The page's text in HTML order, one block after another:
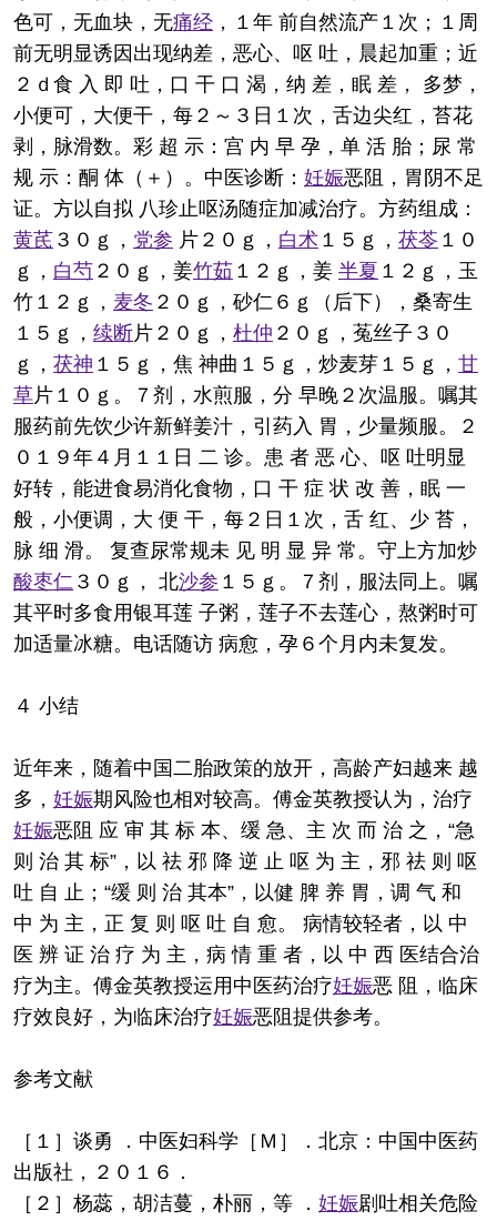
色可，无血块，无痛经 ，１年 前自然流产１次；１周
前无明显诱因出现纳差，恶心、呕 吐，晨起加重；近
２ｄ食 入 即 吐，口 干 口 渴，纳 差，眠 差， 多梦，
小便可，大便干，每２～３日１次，舌边尖红，苔花
剥，脉滑数。彩 超 示：宫 内 早 孕，单 活 胎；尿 常
规 示：酮 体（＋）。中医诊断： 妊娠恶阻，胃阴不足
证。方以自拟 八珍止呕汤随症加减治疗。方药组成：
黄芪 ３０ｇ， 党参 片２０ｇ， 白术 １５ｇ， 茯苓 １０
ｇ， 白芍 ２０ｇ，姜竹茹 １２ｇ，姜 半夏 １２ｇ，玉
竹１２ｇ， 麦冬 ２０ｇ，砂仁６ｇ（后下），桑寄生
１５ｇ， 续断片２０ｇ， 杜仲 ２０ｇ，菟丝子３０
ｇ， 茯神 １５ｇ，焦 神曲１５ｇ，炒麦芽１５ｇ， 甘
草片１０ｇ。７剂，水煎服，分 早晚２次温服。嘱其
服药前先饮少许新鲜姜汁，引药入 胃，少量频服。２
０１９年４月１１日 二 诊。患 者 恶 心、呕 吐明显
好转，能进食易消化食物，口 干 症 状 改 善，眠 一
般，小便调，大 便 干，每２日１次，舌 红、少 苔，
脉 细 滑。 复查尿常规未 见 明 显 异 常。守上方加炒
酸枣仁 ３０ｇ， 北沙参 １５ｇ。７剂，服法同上。嘱
其平时多食用银耳莲 子粥，莲子不去莲心，熬粥时可
加适量冰糖。电话随访 病愈，孕６个月内未复发。
４ 小结
近年来，随着中国二胎政策的放开，高龄产妇越来 越
多， 妊娠期风险也相对较高。傅金英教授认为，治疗
妊娠恶阻 应 审 其 标 本、缓 急、主 次 而 治 之，“急
则 治 其 标”，以 祛 邪 降 逆 止 呕 为 主，邪 祛 则 呕
吐 自 止；“缓 则 治 其本”，以健 脾 养 胃，调 气 和
中 为 主，正 复 则 呕 吐 自 愈。 病情较轻者，以 中
医 辨 证 治 疗 为 主，病 情 重 者，以 中 西 医结合治
疗为主。傅金英教授运用中医药治疗妊娠恶 阻，临床
疗效良好，为临床治疗妊娠恶阻提供参考。
参考文献
［１］谈勇 ．中医妇科学［Ｍ］．北京：中国中医药
出版社，２０１６．
［２］杨蕊，胡洁蔓，朴丽，等 ． 妊娠剧吐相关危险